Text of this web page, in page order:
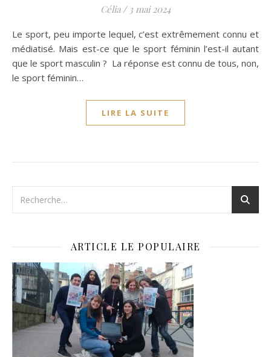
Célia / 3 mai 2024
Le sport, peu importe lequel, c’est extrêmement connu et
médiatisé. Mais est-ce que le sport féminin l’est-il autant
que le sport masculin ? La réponse est connu de tous, non,
le sport féminin…
LIRE LA SUITE
ARTICLE LE POPULAIRE